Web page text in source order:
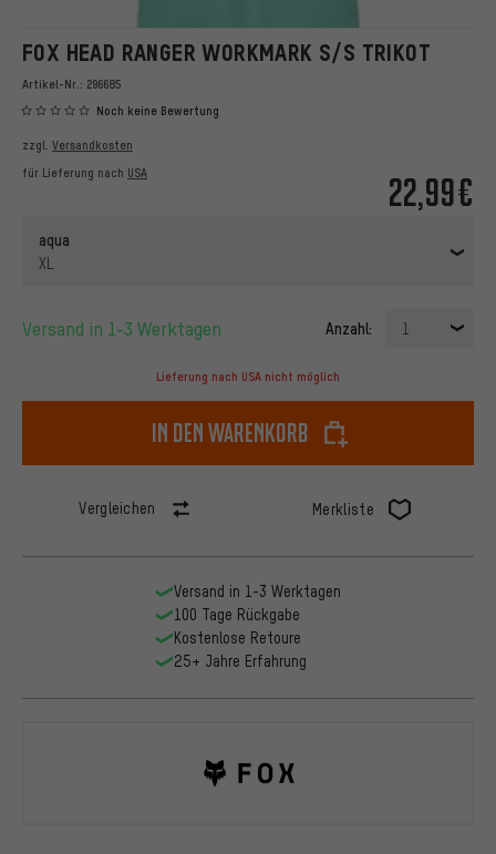
FOX HEAD RANGER WORKMARK S/S TRIKOT
Artikel-Nr.: 296685
Noch keine Bewertung
22,99€
zzgl. Versandkosten
für Lieferung nach USA
aqua
XL
Versand in 1-3 Werktagen Anzahl: 1
Lieferung nach USA nicht möglich
In den Warenkorb
Vergleichen Merkliste
Versand in 1-3 Werktagen
100 Tage Rückgabe
Kostenlose Retoure
25+ Jahre Erfahrung